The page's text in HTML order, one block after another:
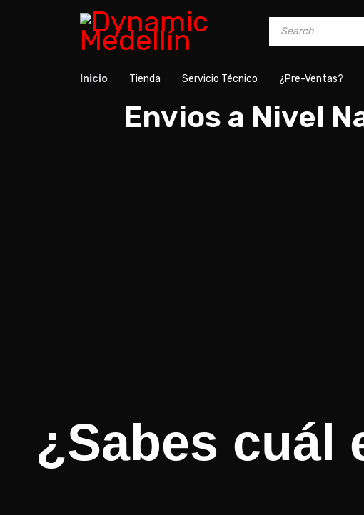
Inicio Tienda Servicio Técnico ¿Pre-Ventas?
Envios a Nivel
¿Sabes cuál